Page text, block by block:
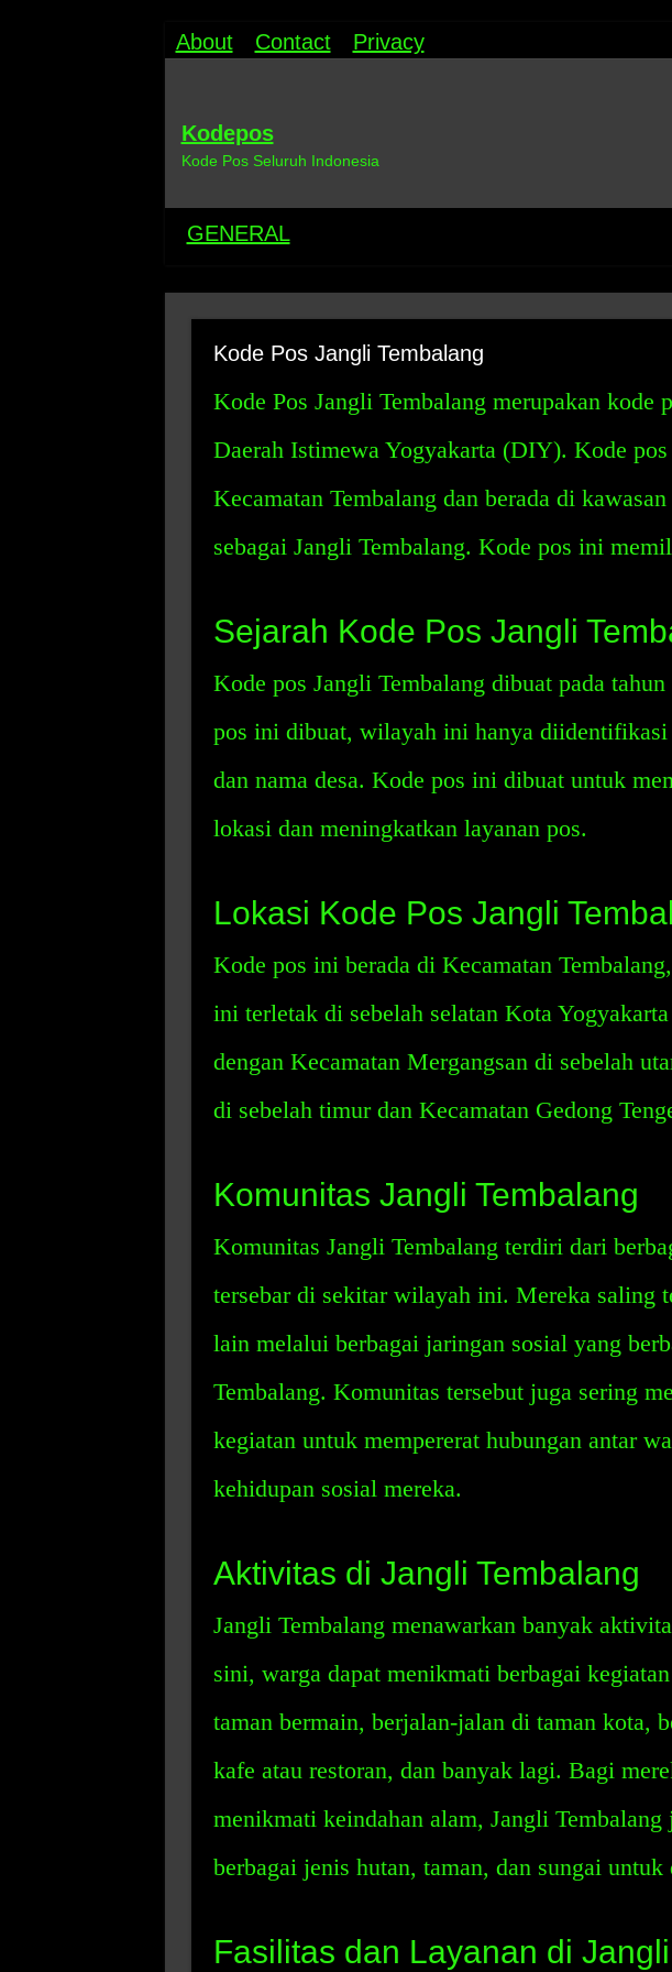
About Contact Privacy
Kodepos
Kode Pos Seluruh Indonesia
GENERAL
Kode Pos Jangli Tembalang
Kode Pos Jangli Tembalang merupakan kode
Daerah Istimewa Yogyakarta (DIY). Kode
Kecamatan Tembalang dan berada di
sebagai Jangli Tembalang. Kode pos ini
Sejarah Kode Pos Jangli
Kode pos Jangli Tembalang dibuat pada
pos ini dibuat, wilayah ini hanya diidentifikasi
dan nama desa. Kode pos ini dibuat untuk
lokasi dan meningkatkan layanan pos.
Lokasi Kode Pos Jangli
Kode pos ini berada di Kecamatan
ini terletak di sebelah selatan Kota Yogyakarta
dengan Kecamatan Mergangsan di sebelah
di sebelah timur dan Kecamatan Gedong
Komunitas Jangli Tembalang
Komunitas Jangli Tembalang terdiri dari
tersebar di sekitar wilayah ini. Mereka saling
lain melalui berbagai jaringan sosial yang
Tembalang. Komunitas tersebut juga sering
kegiatan untuk mempererat hubungan antar
kehidupan sosial mereka.
Aktivitas di Jangli Tembalang
Jangli Tembalang menawarkan banyak
sini, warga dapat menikmati berbagai
taman bermain, berjalan-jalan di taman kota,
kafe atau restoran, dan banyak lagi. Bagi
menikmati keindahan alam, Jangli Tembalang
berbagai jenis hutan, taman, dan sungai
Fasilitas dan Layanan di